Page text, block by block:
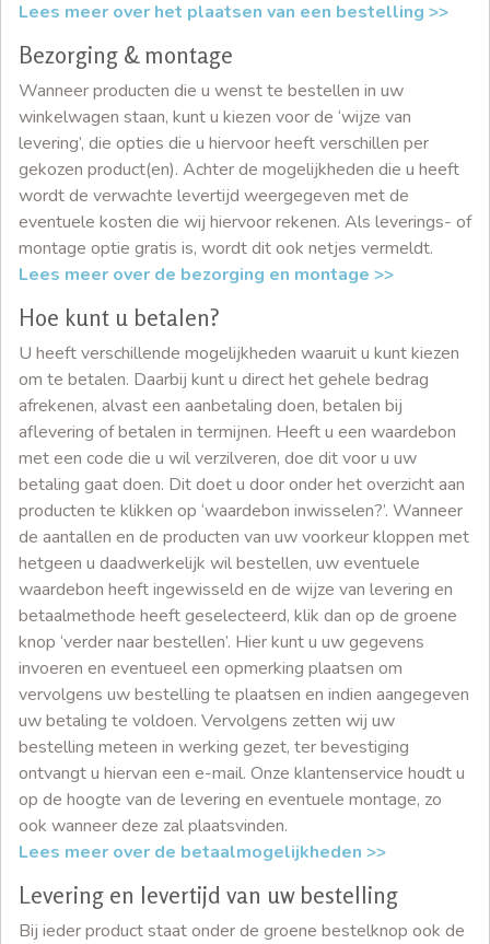
Lees meer over het plaatsen van een bestelling >>
Bezorging & montage
Wanneer producten die u wenst te bestellen in uw
winkelwagen staan, kunt u kiezen voor de ‘wijze van
levering’, die opties die u hiervoor heeft verschillen per
gekozen product(en). Achter de mogelijkheden die u heeft
wordt de verwachte levertijd weergegeven met de
eventuele kosten die wij hiervoor rekenen. Als leverings- of
montage optie gratis is, wordt dit ook netjes vermeldt.
Lees meer over de bezorging en montage >>
Hoe kunt u betalen?
U heeft verschillende mogelijkheden waaruit u kunt kiezen
om te betalen. Daarbij kunt u direct het gehele bedrag
afrekenen, alvast een aanbetaling doen, betalen bij
aflevering of betalen in termijnen. Heeft u een waardebon
met een code die u wil verzilveren, doe dit voor u uw
betaling gaat doen. Dit doet u door onder het overzicht aan
producten te klikken op ‘waardebon inwisselen?’. Wanneer
de aantallen en de producten van uw voorkeur kloppen met
hetgeen u daadwerkelijk wil bestellen, uw eventuele
waardebon heeft ingewisseld en de wijze van levering en
betaalmethode heeft geselecteerd, klik dan op de groene
knop ‘verder naar bestellen’. Hier kunt u uw gegevens
invoeren en eventueel een opmerking plaatsen om
vervolgens uw bestelling te plaatsen en indien aangegeven
uw betaling te voldoen. Vervolgens zetten wij uw
bestelling meteen in werking gezet, ter bevestiging
ontvangt u hiervan een e-mail. Onze klantenservice houdt u
op de hoogte van de levering en eventuele montage, zo
ook wanneer deze zal plaatsvinden.
Lees meer over de betaalmogelijkheden >>
Levering en levertijd van uw bestelling
Bij ieder product staat onder de groene bestelknop ook de